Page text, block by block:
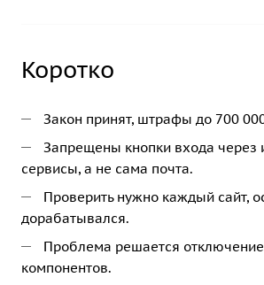
Коротко
Закон принят, штрафы до 700
Запрещены кнопки входа через
сервисы, а не сама почта.
Проверить нужно каждый сайт,
дорабатывался.
Проблема решается
компонентов.